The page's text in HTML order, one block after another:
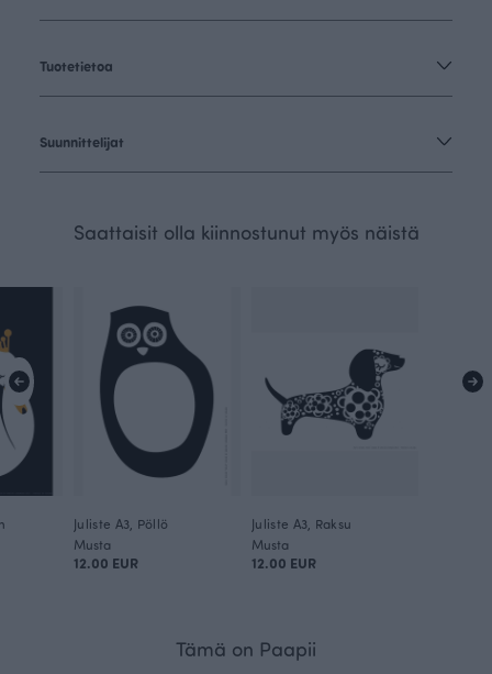
Tuotetietoa
Suunnittelijat
Saattaisit olla kiinnostunut myös näistä
Juliste A3, Pöllö
Musta
12.00 EUR
Juliste A3, Raksu
Musta
12.00 EUR
Tämä on Paapii